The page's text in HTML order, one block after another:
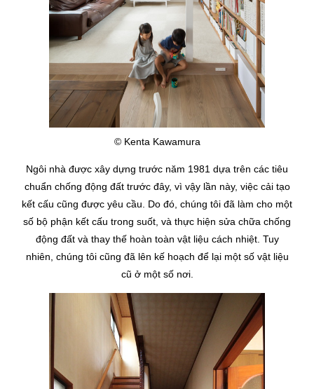
© Kenta Kawamura
Ngôi nhà được xây dựng trước năm 1981 dựa trên các tiêu
chuẩn chống động đất trước đây, vì vậy lần này, việc cải tạo
kết cấu cũng được yêu cầu. Do đó, chúng tôi đã làm cho một
số bộ phận kết cấu trong suốt, và thực hiện sửa chữa chống
động đất và thay thế hoàn toàn vật liệu cách nhiệt. Tuy
nhiên, chúng tôi cũng đã lên kế hoạch để lại một số vật liệu
cũ ở một số nơi.